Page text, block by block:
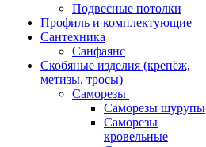
Подвесные потолки
Профиль и комплектующие
Сантехника
Санфаянс
Скобяные изделия (крепёж,
метизы, тросы)
Саморезы
Саморезы шурупы
Саморезы
кровельные